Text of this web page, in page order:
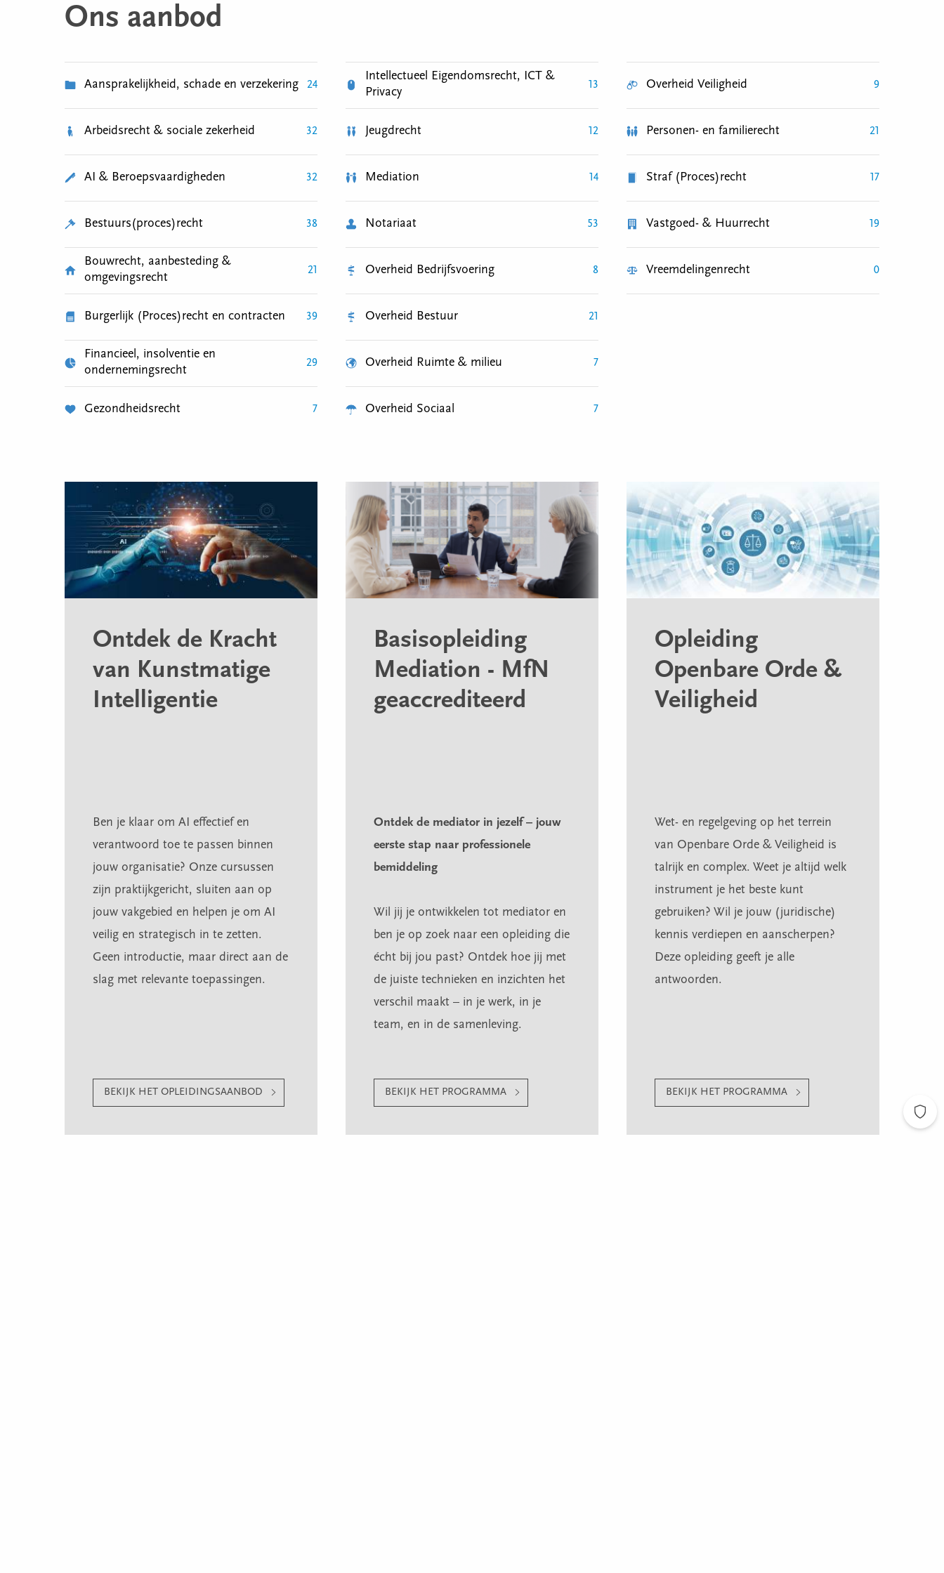
Ons aanbod
Aansprakelijkheid, schade en verzekering 24
Arbeidsrecht & sociale zekerheid 32
AI & Beroepsvaardigheden 32
Bestuurs(proces)recht 38
Bouwrecht, aanbesteding &
omgevingsrecht
21
Burgerlijk (Proces)recht en contracten 39
Financieel, insolventie en
ondernemingsrecht
29
Gezondheidsrecht 7
Intellectueel Eigendomsrecht, ICT &
Privacy
13
Jeugdrecht 12
Mediation 14
Notariaat 53
Overheid Bedrijfsvoering 8
Overheid Bestuur 21
Overheid Ruimte & milieu 7
Overheid Sociaal 7
Overheid Veiligheid 9
Personen- en familierecht 21
Straf (Proces)recht 17
Vastgoed- & Huurrecht 19
Vreemdelingenrecht 0
Ontdek de Kracht
van Kunstmatige
Intelligentie
Ben je klaar om AI effectief en
verantwoord toe te passen binnen
jouw organisatie? Onze cursussen
zijn praktijkgericht, sluiten aan op
jouw vakgebied en helpen je om AI
veilig en strategisch in te zetten.
Geen introductie, maar direct aan de
slag met relevante toepassingen.
BEKIJK HET OPLEIDINGSAANBOD
Basisopleiding
Mediation - MfN
geaccrediteerd
Ontdek de mediator in jezelf – jouw
eerste stap naar professionele
bemiddeling
Wil jij je ontwikkelen tot mediator en
ben je op zoek naar een opleiding die
écht bij jou past? Ontdek hoe jij met
de juiste technieken en inzichten het
verschil maakt – in je werk, in je
team, en in de samenleving.
BEKIJK HET PROGRAMMA
Opleiding
Openbare Orde &
Veiligheid
Wet- en regelgeving op het terrein
van Openbare Orde & Veiligheid is
talrijk en complex. Weet je altijd welk
instrument je het beste kunt
gebruiken? Wil je jouw (juridische)
kennis verdiepen en aanscherpen?
Deze opleiding geeft je alle
antwoorden.
BEKIJK HET PROGRAMMA